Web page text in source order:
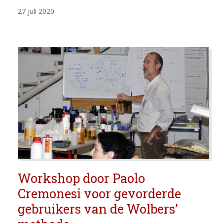
27 juli 2020
Workshop door Paolo
Cremonesi voor gevorderde
gebruikers van de Wolbers’